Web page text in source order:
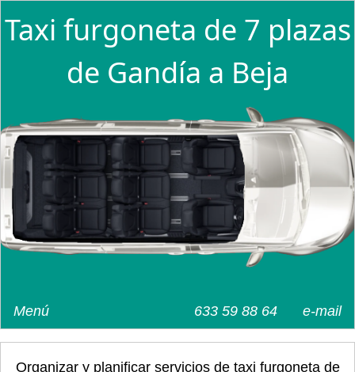
Taxi furgoneta de 7 plazas
de Gandía a Beja
e-mail
633 59 88 64
Menú
Organizar y planificar servicios de taxi furgoneta de